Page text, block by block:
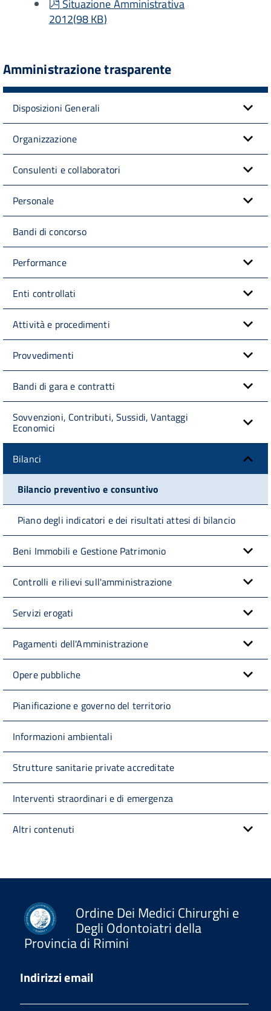
Situazione Amministrativa
2012(98 KB)
Amministrazione trasparente
Disposizioni Generali
Organizzazione
Consulenti e collaboratori
Personale
Bandi di concorso
Performance
Enti controllati
Attività e procedimenti
Provvedimenti
Bandi di gara e contratti
Sovvenzioni, Contributi, Sussidi, Vantaggi
Economici
Bilanci
Bilancio preventivo e consuntivo
Piano degli indicatori e dei risultati attesi di bilancio
Beni Immobili e Gestione Patrimonio
Controlli e rilievi sull'amministrazione
Servizi erogati
Pagamenti dell'Amministrazione
Opere pubbliche
Pianificazione e governo del territorio
Informazioni ambientali
Strutture sanitarie private accreditate
Interventi straordinari e di emergenza
Altri contenuti
Ordine Dei Medici Chirurghi e
Degli Odontoiatri della
Provincia di Rimini
Indirizzi email